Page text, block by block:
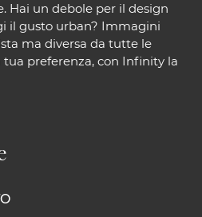
Hai un debole per il design
il gusto urban? Immagini
ma diversa da tutte le
preferenza, con Infinity la